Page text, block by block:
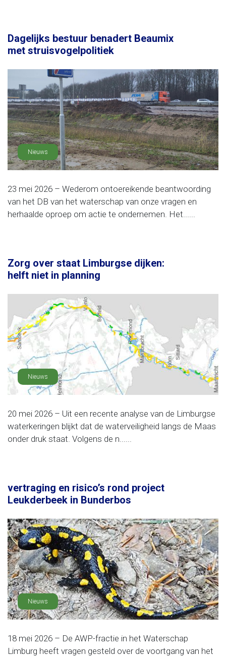
Dagelijks bestuur benadert Beaumix
met struisvogelpolitiek
Nieuws
23 mei 2026 – Wederom ontoereikende beantwoording
van het DB van het waterschap van onze vragen en
herhaalde oproep om actie te ondernemen. Het......
Zorg over staat Limburgse dijken:
helft niet in planning
Nieuws
20 mei 2026 – Uit een recente analyse van de Limburgse
waterkeringen blijkt dat de waterveiligheid langs de Maas
onder druk staat. Volgens de n......
vertraging en risico’s rond project
Leukderbeek in Bunderbos
Nieuws
18 mei 2026 – De AWP-fractie in het Waterschap
Limburg heeft vragen gesteld over de voortgang van het